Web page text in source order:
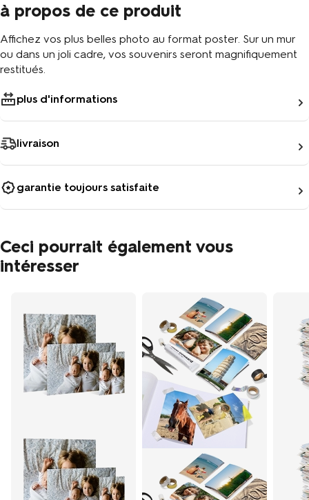
à propos de ce produit
Affichez vos plus belles photo au format poster. Sur un mur
ou dans un joli cadre, vos souvenirs seront magnifiquement
restitués.
plus d'informations
livraison
garantie toujours satisfaite
Ceci pourrait également vous
intéresser